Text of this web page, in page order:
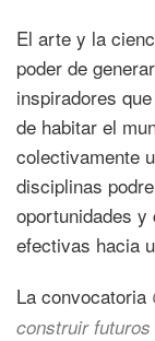
El arte y la
poder de
inspiradores
de habitar el
colectivamente
disciplinas
oportunidades
efectivas hacia
La convocatoria
construir